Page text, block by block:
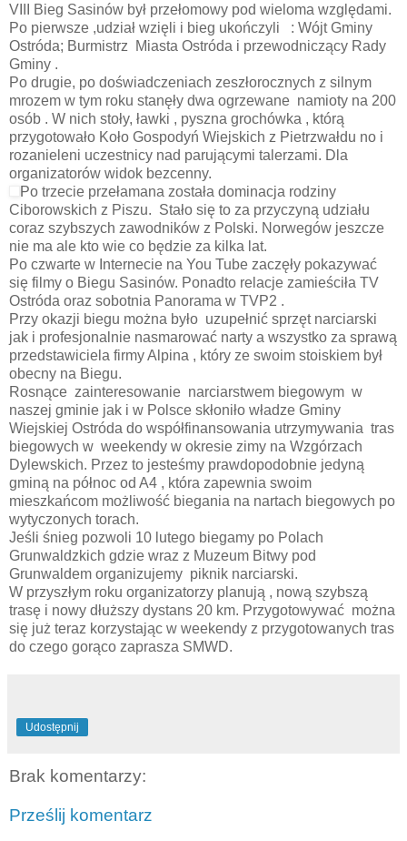
VIII Bieg Sasinów był przełomowy pod wieloma względami.
Po pierwsze ,udział wzięli i bieg ukończyli : Wójt Gminy
Ostróda; Burmistrz Miasta Ostróda i przewodniczący Rady
Gminy .
Po drugie, po doświadczeniach zeszłorocznych z silnym
mrozem w tym roku stanęły dwa ogrzewane namioty na 200
osób . W nich stoły, ławki , pyszna grochówka , którą
przygotowało Koło Gospodyń Wiejskich z Pietrzwałdu no i
rozanieleni uczestnicy nad parującymi talerzami. Dla
organizatorów widok bezcenny.
Po trzecie przełamana została dominacja rodziny
Ciborowskich z Piszu. Stało się to za przyczyną udziału
coraz szybszych zawodników z Polski. Norwegów jeszcze
nie ma ale kto wie co będzie za kilka lat.
Po czwarte w Internecie na You Tube zaczęły pokazywać
się filmy o Biegu Sasinów. Ponadto relacje zamieściła TV
Ostróda oraz sobotnia Panorama w TVP2 .
Przy okazji biegu można było uzupełnić sprzęt narciarski
jak i profesjonalnie nasmarować narty a wszystko za sprawą
przedstawiciela firmy Alpina , który ze swoim stoiskiem był
obecny na Biegu.
Rosnące zainteresowanie narciarstwem biegowym w
naszej gminie jak i w Polsce skłoniło władze Gminy
Wiejskiej Ostróda do współfinansowania utrzymywania tras
biegowych w weekendy w okresie zimy na Wzgórzach
Dylewskich. Przez to jesteśmy prawdopodobnie jedyną
gminą na północ od A4 , która zapewnia swoim
mieszkańcom możliwość biegania na nartach biegowych po
wytyczonych torach.
Jeśli śnieg pozwoli 10 lutego biegamy po Polach
Grunwaldzkich gdzie wraz z Muzeum Bitwy pod
Grunwaldem organizujemy piknik narciarski.
W przyszłym roku organizatorzy planują , nową szybszą
trasę i nowy dłuższy dystans 20 km. Przygotowywać można
się już teraz korzystając w weekendy z przygotowanych tras
do czego gorąco zaprasza SMWD.
Udostępnij
Brak komentarzy:
Prześlij komentarz